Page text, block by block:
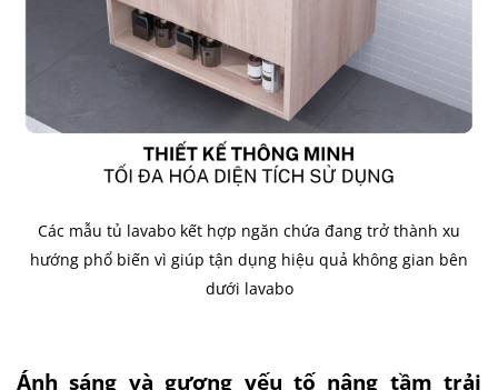
Các mẫu tủ lavabo kết hợp ngăn chứa đang trở thành xu
hướng phổ biến vì giúp tận dụng hiệu quả không gian bên
dưới lavabo
Ánh sáng và gương yếu tố nâng tầm trải